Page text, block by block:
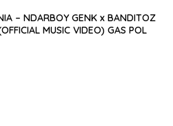
– NDARBOY GENK x BANDITOZ
MUSIC VIDEO) GAS POL